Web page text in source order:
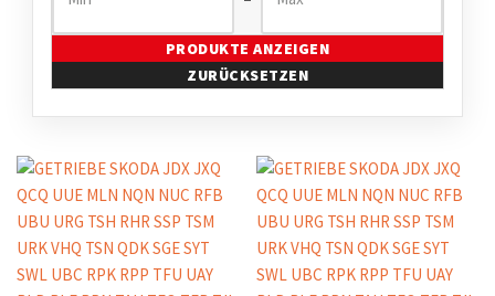
PRODUKTE ANZEIGEN
ZURÜCKSETZEN